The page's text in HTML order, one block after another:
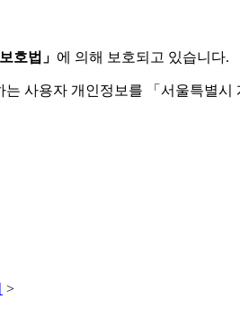
호법」 에 의해 보호되고 있습니다.
사용자 개인정보를 「서울특별
>